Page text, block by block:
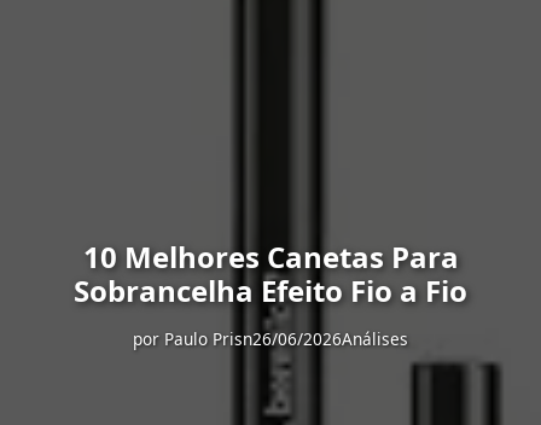
10 Melhores Canetas Para
Sobrancelha Efeito Fio a Fio
por Paulo Prisn26/06/2026Análises